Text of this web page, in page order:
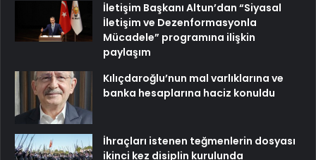
İletişim Başkanı Altun’dan “Siyasal
İletişim ve Dezenformasyonla
Mücadele” programına ilişkin
paylaşım
Kılıçdaroğlu’nun mal varlıklarına ve
banka hesaplarına haciz konuldu
İhraçları istenen teğmenlerin dosyası
ikinci kez disiplin kurulunda